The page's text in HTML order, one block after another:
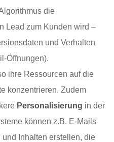
die
Lead zum Kunden wird –
und Verhalten
Öffnungen).
ihre Ressourcen auf die
konzentrieren. Zudem
Personalisierung in der
können z.B. E-Mails
Inhalten erstellen, die